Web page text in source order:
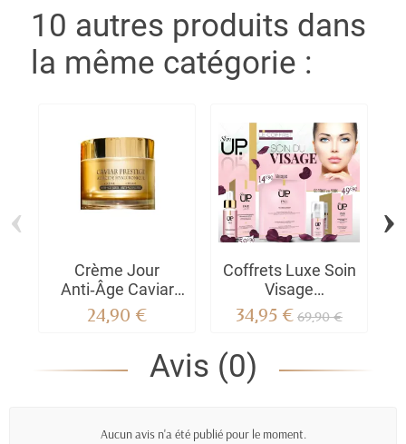
10 autres produits dans
la même catégorie :
Crème Jour
Anti‑Âge Caviar
prestige Acide
Hyaluronique –
Repulpée - Gris
24,90 €
Coffrets Luxe Soin
Visage
Rajeunissant Skin
Up
34,95 € 69,90 €
‹ ›
Avis (0)
Aucun avis n'a été publié pour le moment.